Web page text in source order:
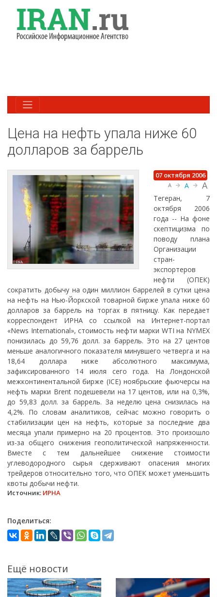
Цена на нефть упала ниже 60
долларов за баррель
07 октября 2006
A A A
Тегеран, 7
октября 2006
года -- На фоне
скептицизма по
поводу плана
Организации
стран-
экспортеров
нефти (ОПЕК)
сократить добычу на один миллион баррелей в сутки цена
на нефть на Нью-Йоркской товарной бирже упала ниже 60
долларов за баррель на торгах в пятницу. Как передает
корреспондент ИРНА со ссылкой на Интернет-портал
«News International», стоимость нефти марки WTI на NYMEX
понизилась до 59,76 долл. за баррель. Это на 27 центов
меньше аналогичного показателя минувшего четверга и на
18,64 доллара ниже абсолютного максимума,
зафиксированного 14 июля сего года. На Лондонской
межконтинентальной бирже (ICE) ноябрьские фьючерсы на
нефть марки Brent подешевели на 17 центов, или на 0,3%,
до 59,83 долл. за баррель. За неделю цена снизилась на
4,2%. По словам аналитиков, сейчас можно говорить о
стабилизации цен на нефть, которые за последние два
месяца упали примерно на 20 процентов. Это произошло
из-за общего снижения геополитической напряженности.
Вместе с тем дальнейшее снижение стоимости
углеводородного сырья сдерживают опасения многих
трейдеров относительно того, что ОПЕК может уменьшить
квоты добычи нефти.
Источник: ИРНА
Поделиться:
Ещё новости